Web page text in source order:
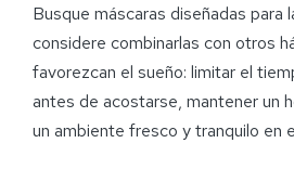
Busque máscaras diseñadas para
considere combinarlas con otros
favorezcan el sueño: limitar el
antes de acostarse, mantener un
un ambiente fresco y tranquilo en